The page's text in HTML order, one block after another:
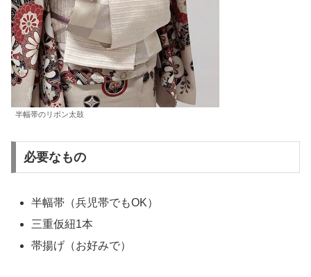
半幅帯のリボン太鼓
必要なもの
半幅帯（兵児帯でもOK）
三重仮紐1本
帯揚げ（お好みで）